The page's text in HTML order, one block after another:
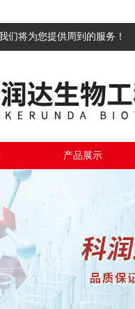
们将为您提供周到的服务！
产品展示